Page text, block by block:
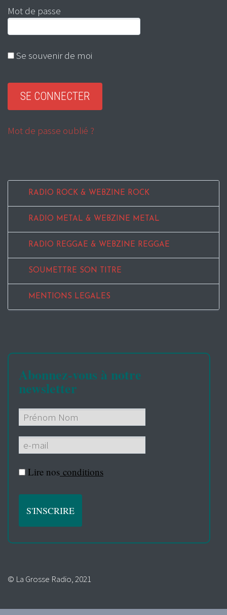
Mot de passe
Se souvenir de moi
Mot de passe oublié ?
RADIO ROCK & WEBZINE ROCK
RADIO METAL & WEBZINE METAL
RADIO REGGAE & WEBZINE REGGAE
SOUMETTRE SON TITRE
MENTIONS LEGALES
Abonnez-vous à notre
newsletter
Lire nos conditions
© La Grosse Radio, 2021